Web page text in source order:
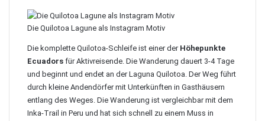
Die Quilotoa Lagune als Instagram Motiv
Die komplette Quilotoa-Schleife ist einer der Höhepunkte
Ecuadors für Aktivreisende. Die Wanderung dauert 3-4 Tage
und beginnt und endet an der Laguna Quilotoa. Der Weg führt
durch kleine Andendörfer mit Unterkünften in Gasthäusern
entlang des Weges. Die Wanderung ist vergleichbar mit dem
Inka-Trail in Peru und hat sich schnell zu einem Muss in